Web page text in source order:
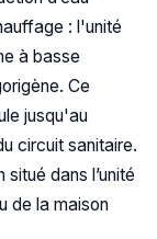
: l'unité
à basse
Ce
jusqu'au
circuit sanitaire.
dans l’unité
de la maison